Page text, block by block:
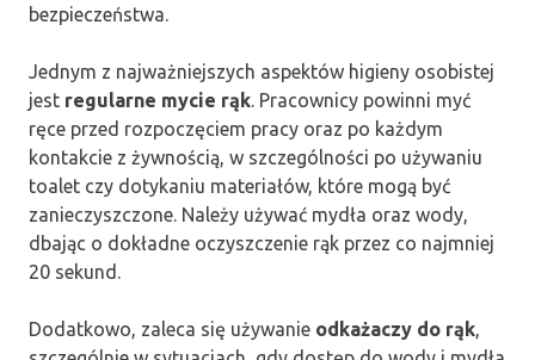
bezpieczeństwa.
Jednym z najważniejszych aspektów higieny osobistej
jest regularne mycie rąk. Pracownicy powinni myć
ręce przed rozpoczęciem pracy oraz po każdym
kontakcie z żywnością, w szczególności po używaniu
toalet czy dotykaniu materiałów, które mogą być
zanieczyszczone. Należy używać mydła oraz wody,
dbając o dokładne oczyszczenie rąk przez co najmniej
20 sekund.
Dodatkowo, zaleca się używanie odkażaczy do rąk,